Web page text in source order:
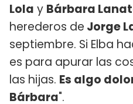
Lola y Bárbara
herederos de Jorge
septiembre. Si Elba
es para apurar las
las hijas. Es algo
Bárbara".